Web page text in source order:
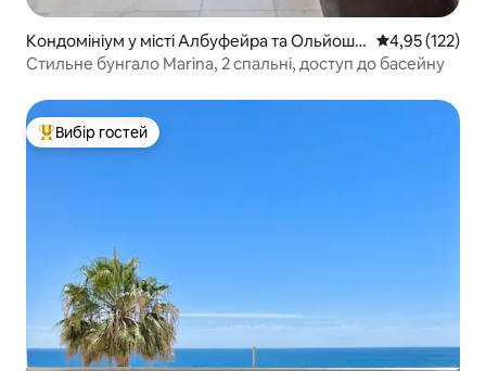
Кондомініум у місті Албуфейра та Ольйош д
е Агу
Середня
4,95 (122)
Стильне бунгало Marina, 2 спальні, доступ до басейну
Топ вибір гостей
Вибір гостей